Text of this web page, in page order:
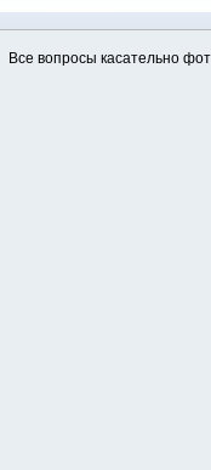
Все вопросы касательно